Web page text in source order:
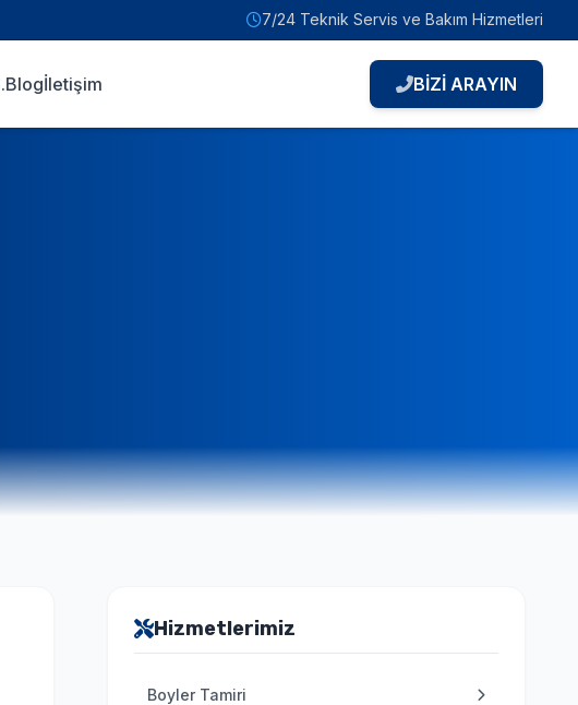
7/24 Teknik Servis ve Bakım Hizmetleri
Blogİletişim BİZİ ARAYIN
Hizmetlerimiz
Boyler Tamiri